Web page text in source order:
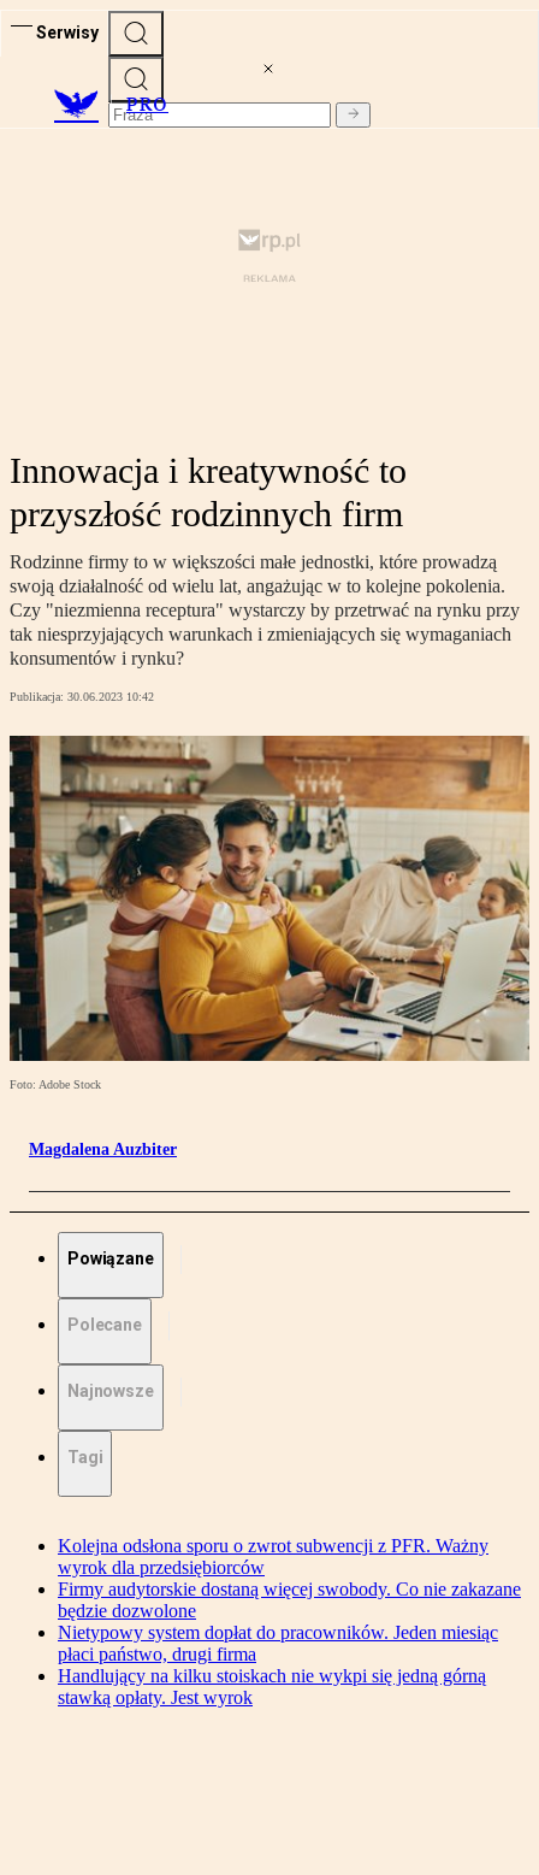
Serwisy
PRO
Innowacja i kreatywność to
przyszłość rodzinnych firm
Rodzinne firmy to w większości małe jednostki, które prowadzą
swoją działalność od wielu lat, angażując w to kolejne pokolenia.
Czy "niezmienna receptura" wystarczy by przetrwać na rynku przy
tak niesprzyjających warunkach i zmieniających się wymaganiach
konsumentów i rynku?
Publikacja: 30.06.2023 10:42
Foto: Adobe Stock
Magdalena Auzbiter
Powiązane
Polecane
Najnowsze
Tagi
Kolejna odsłona sporu o zwrot subwencji z PFR. Ważny
wyrok dla przedsiębiorców
Firmy audytorskie dostaną więcej swobody. Co nie zakazane
będzie dozwolone
Nietypowy system dopłat do pracowników. Jeden miesiąc
płaci państwo, drugi firma
Handlujący na kilku stoiskach nie wykpi się jedną górną
stawką opłaty. Jest wyrok